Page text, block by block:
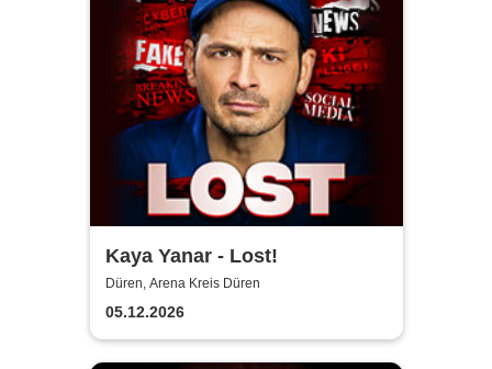
Kaya Yanar - Lost!
Düren, Arena Kreis Düren
05.12.2026